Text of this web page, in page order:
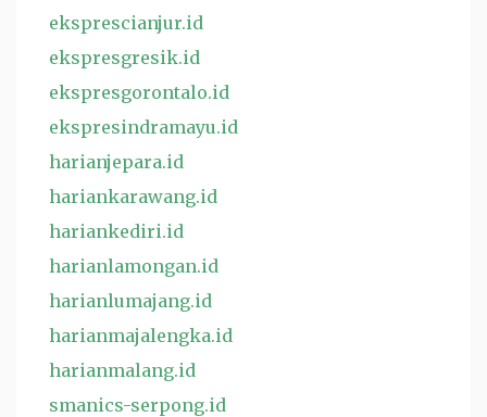
eksprescianjur.id
ekspresgresik.id
ekspresgorontalo.id
ekspresindramayu.id
harianjepara.id
hariankarawang.id
hariankediri.id
harianlamongan.id
harianlumajang.id
harianmajalengka.id
harianmalang.id
smanics-serpong.id